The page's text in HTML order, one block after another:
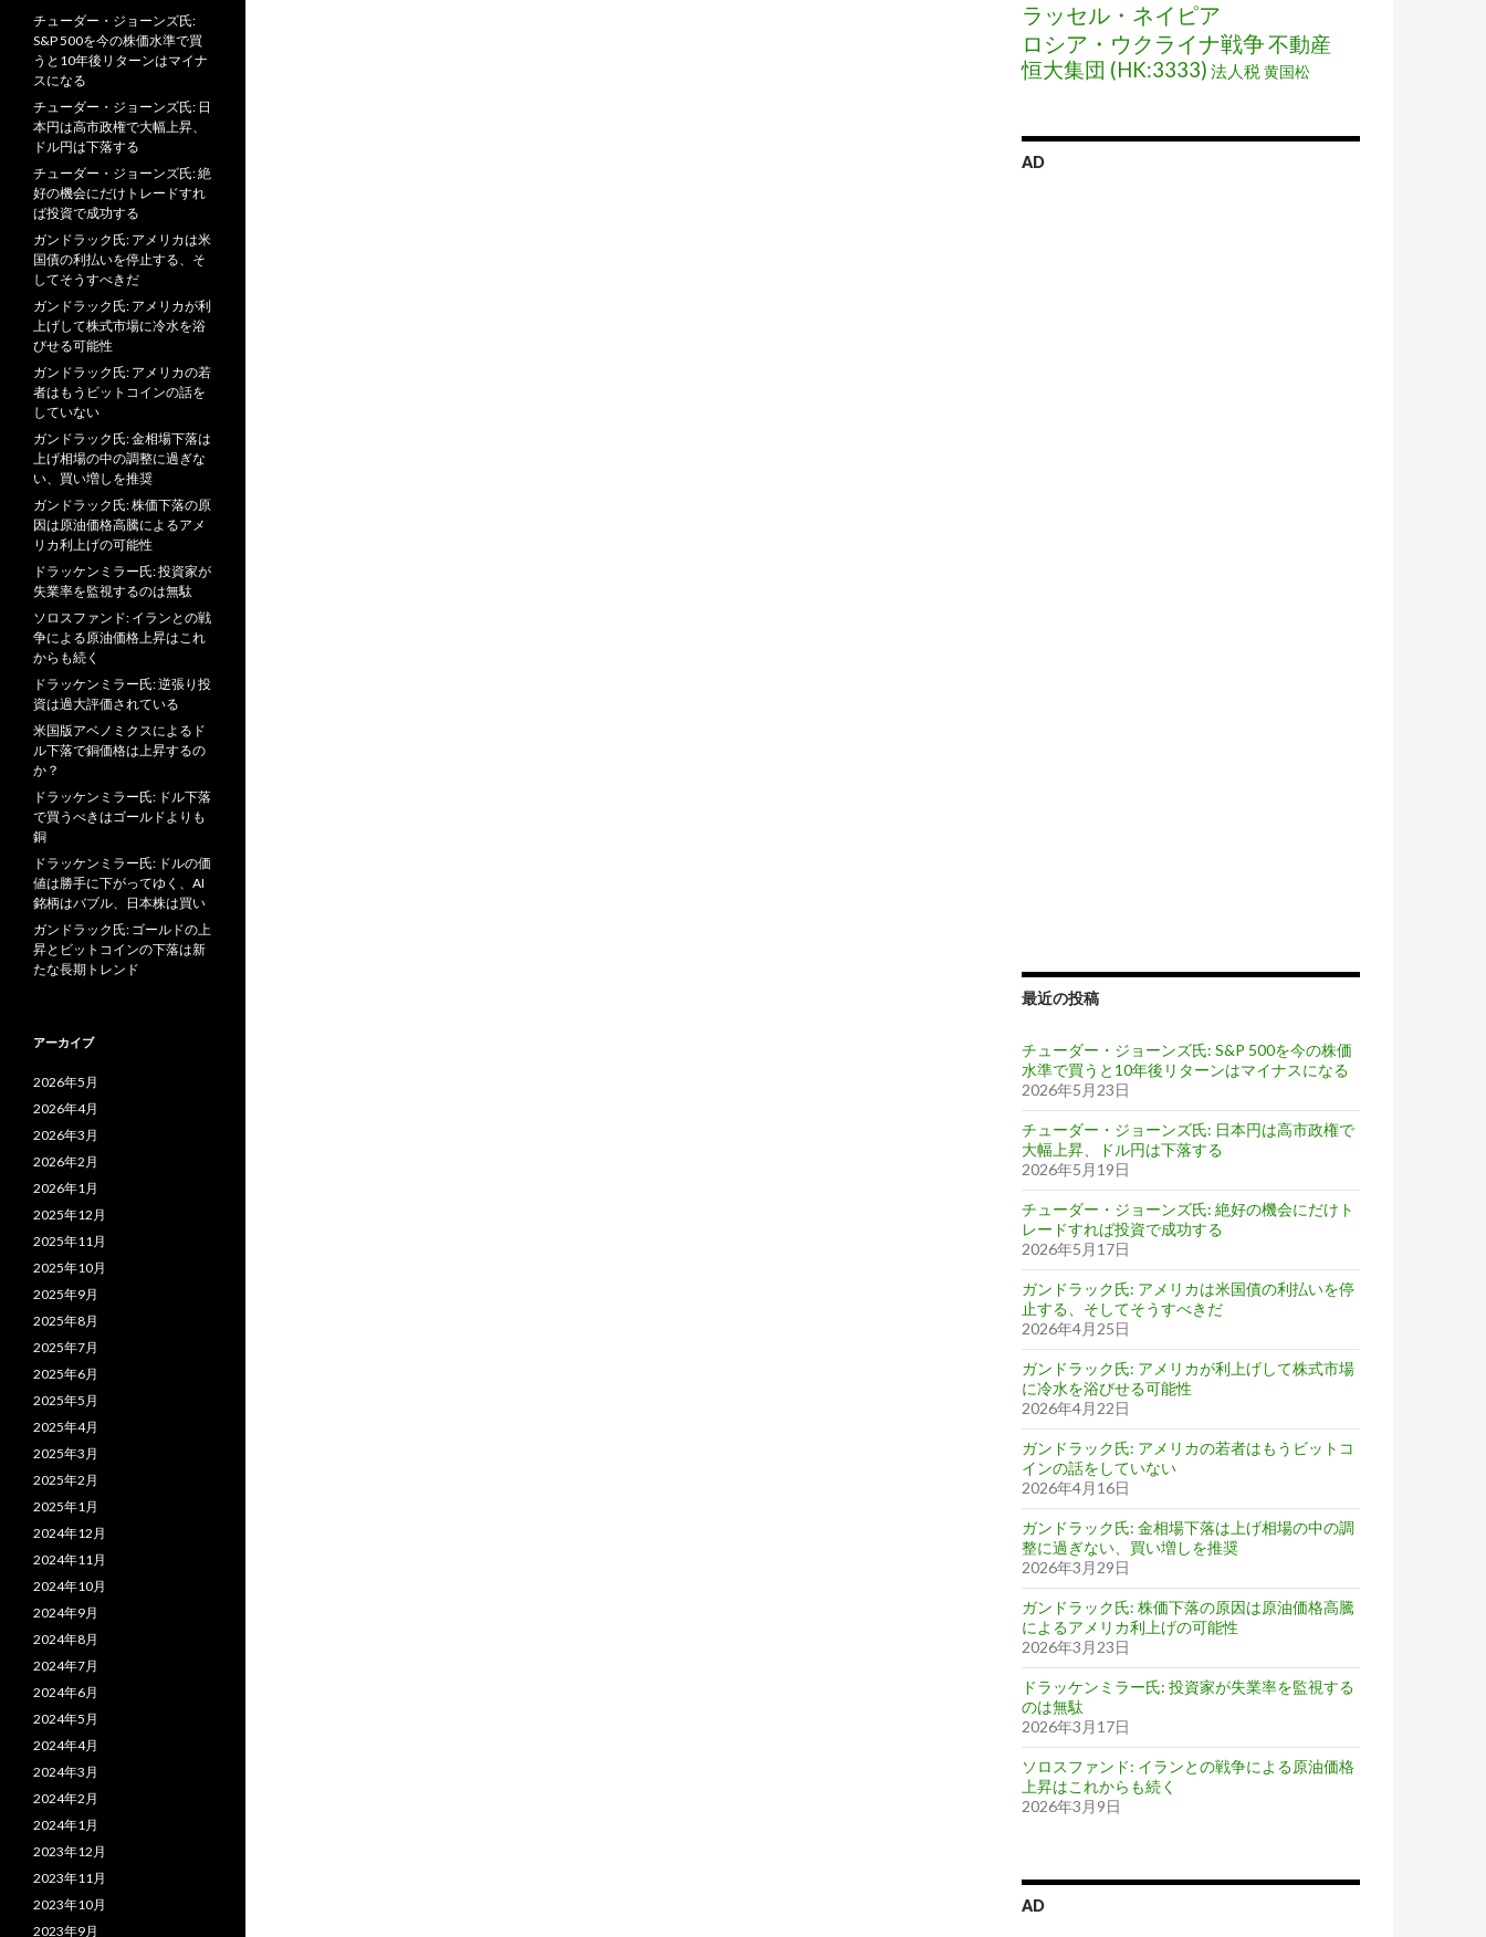
ラッセル・ネイピア
ロシア・ウクライナ戦争不動産
恒大集団 (HK:3333) 法人税黄国松
AD
最近の投稿
チューダー・ジョーンズ氏: S&P 500を今の株価
水準で買うと10年後リターンはマイナスになる
2026年5月23日
チューダー・ジョーンズ氏: 日本円は高市政権で
大幅上昇、ドル円は下落する
2026年5月19日
チューダー・ジョーンズ氏: 絶好の機会にだけト
レードすれば投資で成功する
2026年5月17日
ガンドラック氏: アメリカは米国債の利払いを停
止する、そしてそうすべきだ
2026年4月25日
ガンドラック氏: アメリカが利上げして株式市場
に冷水を浴びせる可能性
2026年4月22日
ガンドラック氏: アメリカの若者はもうビットコ
インの話をしていない
2026年4月16日
ガンドラック氏: 金相場下落は上げ相場の中の調
整に過ぎない、買い増しを推奨
2026年3月29日
ガンドラック氏: 株価下落の原因は原油価格高騰
によるアメリカ利上げの可能性
2026年3月23日
ドラッケンミラー氏: 投資家が失業率を監視する
のは無駄
2026年3月17日
ソロスファンド: イランとの戦争による原油価格
上昇はこれからも続く
2026年3月9日
AD
チューダー・ジョーンズ氏:
S&P 500を今の株価水準で買
うと10年後リターンはマイナ
スになる
チューダー・ジョーンズ氏: 日
本円は高市政権で大幅上昇、
ドル円は下落する
チューダー・ジョーンズ氏: 絶
好の機会にだけトレードすれ
ば投資で成功する
ガンドラック氏: アメリカは米
国債の利払いを停止する、そ
してそうすべきだ
ガンドラック氏: アメリカが利
上げして株式市場に冷水を浴
びせる可能性
ガンドラック氏: アメリカの若
者はもうビットコインの話を
していない
ガンドラック氏: 金相場下落は
上げ相場の中の調整に過ぎな
い、買い増しを推奨
ガンドラック氏: 株価下落の原
因は原油価格高騰によるアメ
リカ利上げの可能性
ドラッケンミラー氏: 投資家が
失業率を監視するのは無駄
ソロスファンド: イランとの戦
争による原油価格上昇はこれ
からも続く
ドラッケンミラー氏: 逆張り投
資は過大評価されている
米国版アベノミクスによるド
ル下落で銅価格は上昇するの
か？
ドラッケンミラー氏: ドル下落
で買うべきはゴールドよりも
銅
ドラッケンミラー氏: ドルの価
値は勝手に下がってゆく、AI
銘柄はバブル、日本株は買い
ガンドラック氏: ゴールドの上
昇とビットコインの下落は新
たな長期トレンド
アーカイブ
2026年5月
2026年4月
2026年3月
2026年2月
2026年1月
2025年12月
2025年11月
2025年10月
2025年9月
2025年8月
2025年7月
2025年6月
2025年5月
2025年4月
2025年3月
2025年2月
2025年1月
2024年12月
2024年11月
2024年10月
2024年9月
2024年8月
2024年7月
2024年6月
2024年5月
2024年4月
2024年3月
2024年2月
2024年1月
2023年12月
2023年11月
2023年10月
2023年9月